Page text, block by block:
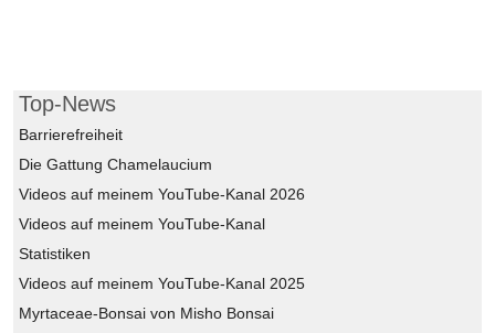
Top-News
Barrierefreiheit
Die Gattung Chamelaucium
Videos auf meinem YouTube-Kanal 2026
Videos auf meinem YouTube-Kanal
Statistiken
Videos auf meinem YouTube-Kanal 2025
Myrtaceae-Bonsai von Misho Bonsai